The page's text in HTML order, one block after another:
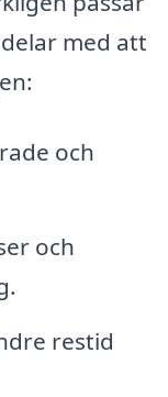
med att
och
och
restid